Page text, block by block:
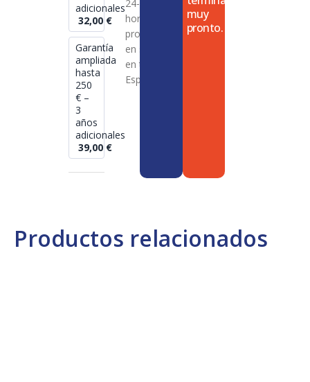
Productos relacionados
adicionales
32,00 €
Garantía
ampliada
hasta
250
€ –
3
años
adicionales
39,00 €
24-72
horas en
productos
en stock
en toda
España
muy
pronto.